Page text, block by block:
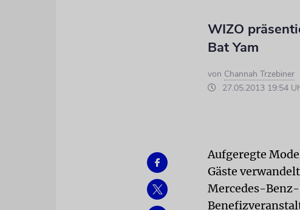
WIZO
Bat Yam
von Channah Trzebiner
27.05.2013 19:54
Aufgeregte
Gäste
Mercedes-